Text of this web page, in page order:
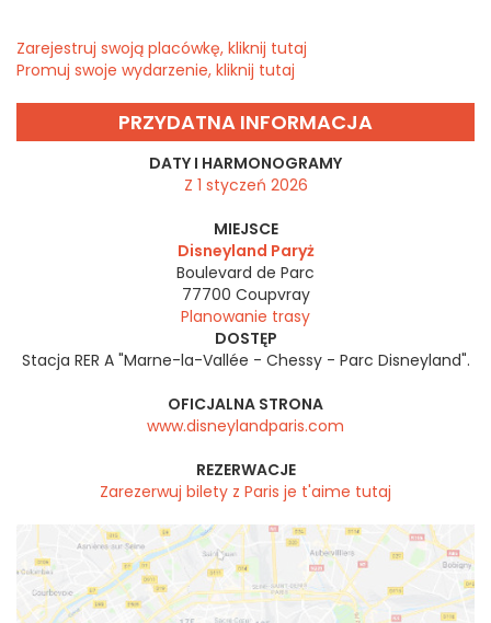
Zarejestruj swoją placówkę, kliknij tutaj
Promuj swoje wydarzenie, kliknij tutaj
PRZYDATNA INFORMACJA
DATY I HARMONOGRAMY
Z 1 styczeń 2026
MIEJSCE
Disneyland Paryż
Boulevard de Parc
77700 Coupvray
Planowanie trasy
DOSTĘP
Stacja RER A "Marne-la-Vallée - Chessy - Parc Disneyland".
OFICJALNA STRONA
www.disneylandparis.com
REZERWACJE
Zarezerwuj bilety z Paris je t'aime tutaj